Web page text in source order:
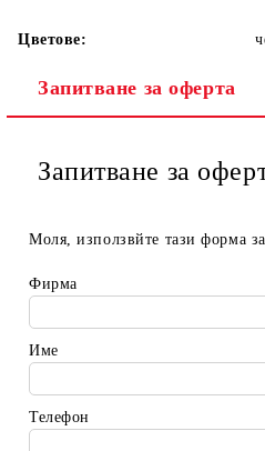
Цветове:
Запитване за оферта
Запитване за
Моля, използвйте тази форма
Фирма
Име
Телефон